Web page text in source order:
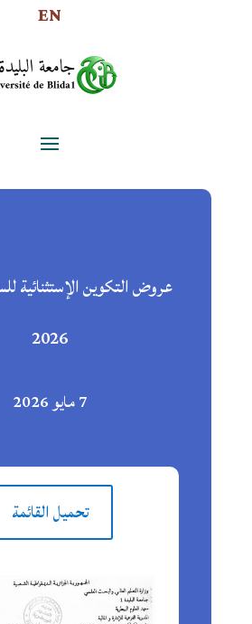
EN
عروض التكوين الإستثنائية
2026
7 مايو 2026
تحميل القائمة